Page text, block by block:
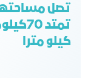
كيلو مترا